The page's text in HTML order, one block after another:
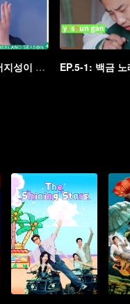
추가 방송 EP.4-2: 서지성이 왕성월 코스해 당구 치기